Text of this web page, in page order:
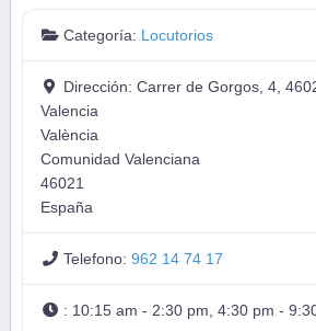
Categoría: Locutorios
Dirección:Carrer de Gorgos, 4,
Valencia
València
Comunidad Valenciana
46021
España
Telefono:962 14 74 17
: 10:15 am - 2:30 pm, 4:30 pm -